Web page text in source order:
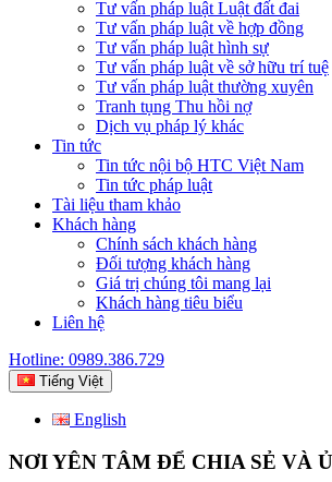
Tư vấn pháp luật Luật đất đai
Tư vấn pháp luật về hợp đồng
Tư vấn pháp luật hình sự
Tư vấn pháp luật về sở hữu trí tuệ
Tư vấn pháp luật thường xuyên
Tranh tụng Thu hồi nợ
Dịch vụ pháp lý khác
Tin tức
Tin tức nội bộ HTC Việt Nam
Tin tức pháp luật
Tài liệu tham khảo
Khách hàng
Chính sách khách hàng
Đối tượng khách hàng
Giá trị chúng tôi mang lại
Khách hàng tiêu biểu
Liên hệ
Hotline: 0989.386.729
Tiếng Việt
English
NƠI YÊN TÂM ĐỂ CHIA SẺ VÀ